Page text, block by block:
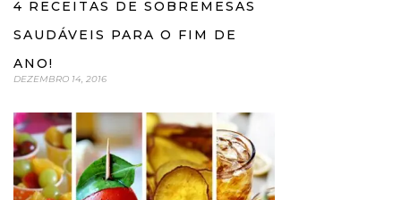
4 RECEITAS DE SOBREMESAS
SAUDÁVEIS PARA O FIM DE
ANO!
DEZEMBRO 14, 2016